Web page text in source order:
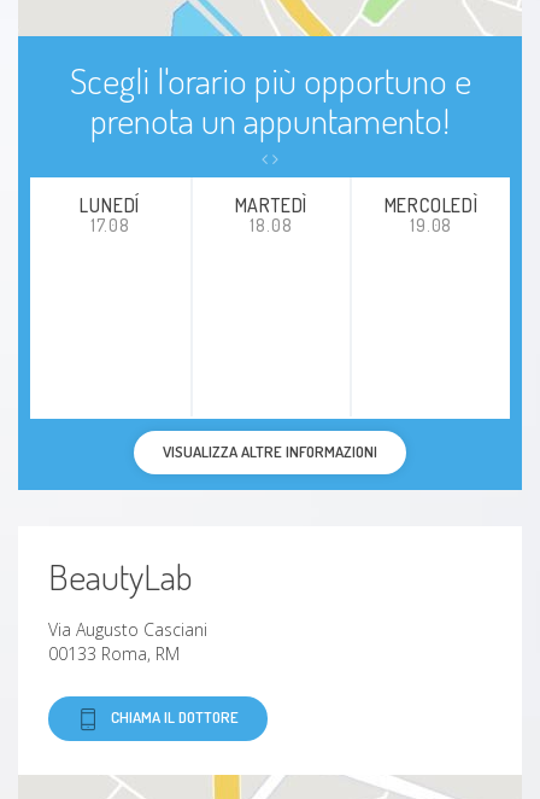
Scegli l'orario più opportuno e
prenota un appuntamento!
LUNEDÍ
17.08
MARTEDÌ
18.08
MERCOLEDÌ
19.08
VISUALIZZA ALTRE INFORMAZIONI
BeautyLab
Via Augusto Casciani
00133 Roma, RM
CHIAMA IL DOTTORE